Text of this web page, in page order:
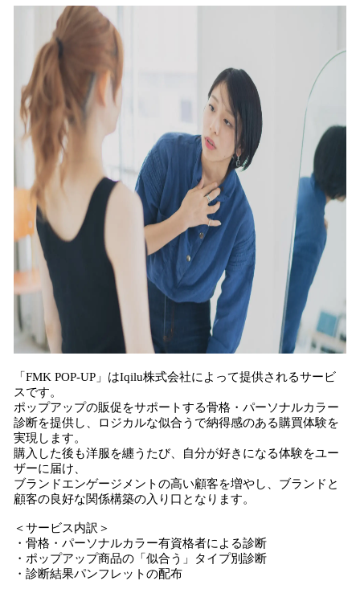
「FMK POP-UP」はIqilu株式会社によって提供されるサービ
スです。
ポップアップの販促をサポートする骨格・パーソナルカラー
診断を提供し、ロジカルな似合うで納得感のある購買体験を
実現します。
購入した後も洋服を纏うたび、自分が好きになる体験をユー
ザーに届け、
ブランドエンゲージメントの高い顧客を増やし、ブランドと
顧客の良好な関係構築の入り口となります。
＜サービス内訳＞
・骨格・パーソナルカラー有資格者による診断
・ポップアップ商品の「似合う」タイプ別診断
・診断結果パンフレットの配布